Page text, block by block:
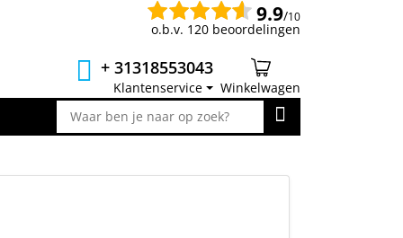
9.9/10
o.b.v. 120 beoordelingen
+ 31318553043
Klantenservice
Winkelwagen